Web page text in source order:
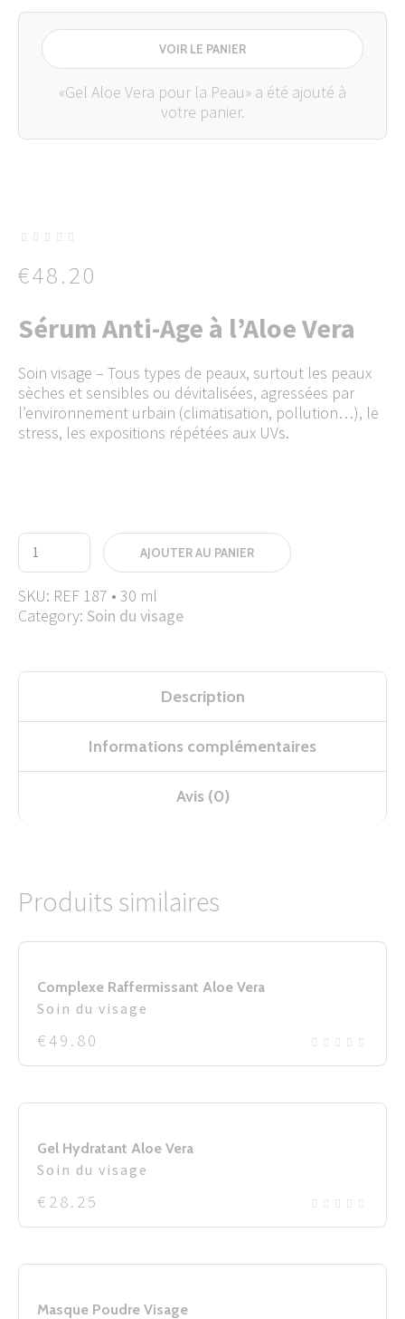
VOIR LE PANIER
«Gel Aloe Vera pour la Peau» a été ajouté à
votre panier.
€48.20
Sérum Anti-Age à l’Aloe Vera
Soin visage – Tous types de peaux, surtout les peaux
sèches et sensibles ou dévitalisées, agressées par
l’environnement urbain (climatisation, pollution…), le
stress, les expositions répétées aux UVs.
AJOUTER AU PANIER
SKU: REF 187 • 30 ml
Category: Soin du visage
Description
Informations complémentaires
Avis (0)
Produits similaires
Complexe Raffermissant Aloe Vera
Soin du visage
€49.80
Gel Hydratant Aloe Vera
Soin du visage
€ 28.25
Masque Poudre Visage